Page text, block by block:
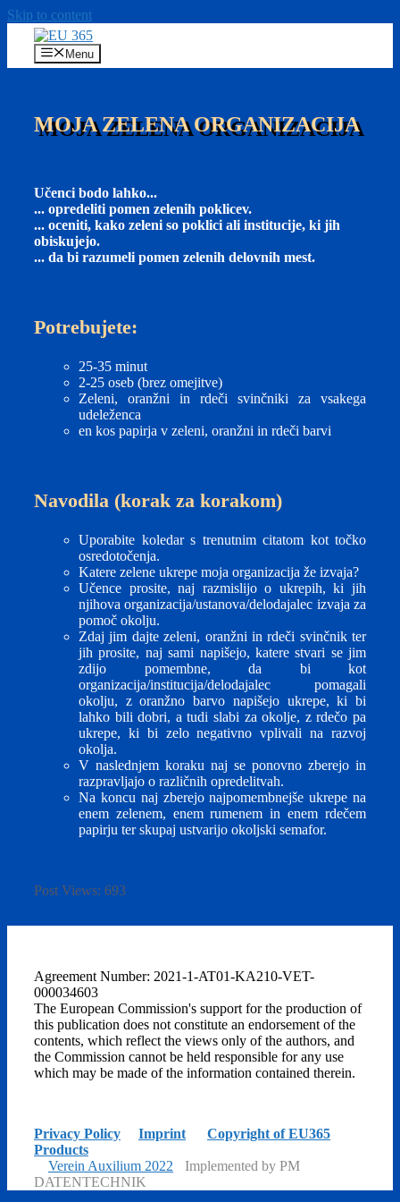
Skip to content
Menu
MOJA ZELENA ORGANIZACIJA
Učenci bodo lahko...
... opredeliti pomen zelenih poklicev.
... oceniti, kako zeleni so poklici ali institucije, ki jih
obiskujejo.
... da bi razumeli pomen zelenih delovnih mest.
Potrebujete:
25-35 minut
2-25 oseb (brez omejitve)
Zeleni, oranžni in rdeči svinčniki za vsakega
udeleženca
en kos papirja v zeleni, oranžni in rdeči barvi
Navodila (korak za korakom)
Uporabite koledar s trenutnim citatom kot točko
osredotočenja.
Katere zelene ukrepe moja organizacija že izvaja?
Učence prosite, naj razmislijo o ukrepih, ki jih
njihova organizacija/ustanova/delodajalec izvaja za
pomoč okolju.
Zdaj jim dajte zeleni, oranžni in rdeči svinčnik ter
jih prosite, naj sami napišejo, katere stvari se jim
zdijo pomembne, da bi kot
organizacija/institucija/delodajalec pomagali
okolju, z oranžno barvo napišejo ukrepe, ki bi
lahko bili dobri, a tudi slabi za okolje, z rdečo pa
ukrepe, ki bi zelo negativno vplivali na razvoj
okolja.
V naslednjem koraku naj se ponovno zberejo in
razpravljajo o različnih opredelitvah.
Na koncu naj zberejo najpomembnejše ukrepe na
enem zelenem, enem rumenem in enem rdečem
papirju ter skupaj ustvarijo okoljski semafor.
Post Views: 693
Agreement Number: 2021-1-AT01-KA210-VET-
000034603
The European Commission's support for the production of
this publication does not constitute an endorsement of the
contents, which reflect the views only of the authors, and
the Commission cannot be held responsible for any use
which may be made of the information contained therein.
Privacy Policy Imprint
Copyright of EU365
Products
Verein Auxilium 2022
Implemented by PM
DATENTECHNIK